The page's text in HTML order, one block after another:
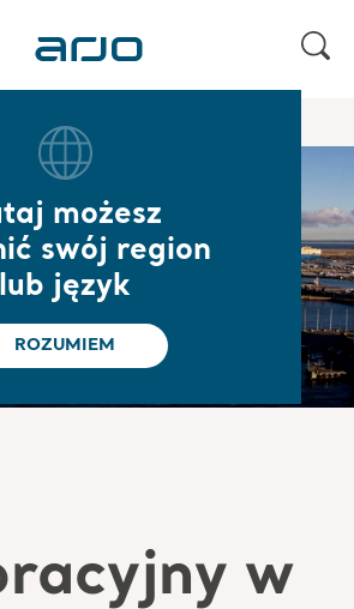
możesz
swój region
lub język
ROZUMIEM
Corporate governance
w